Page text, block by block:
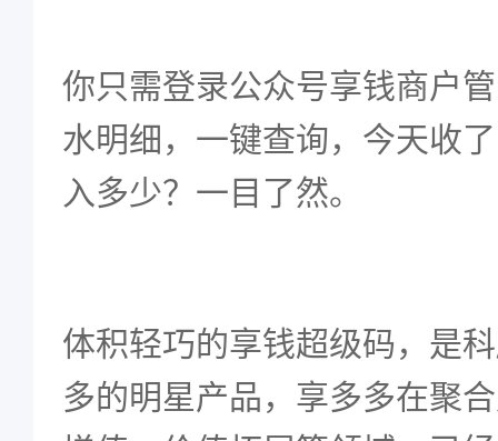
你只需登录公众号享钱商户
水明细，一键查询，今天收
入多少？一目了然。
体积轻巧的享钱超级码，是
多的明星产品，享多多在聚